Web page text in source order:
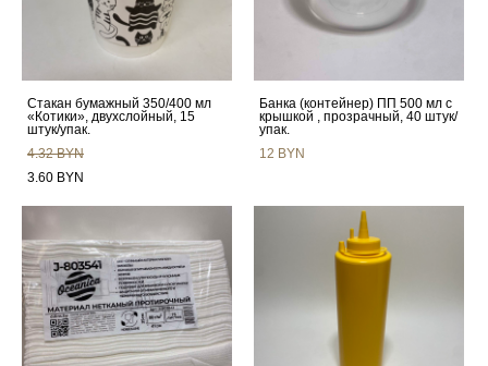
Стакан бумажный 350/400 мл
«Котики», двухслойный, 15
штук/упак.
4.32 BYN
3.60 BYN
Банка (контейнер) ПП 500 мл с
крышкой , прозрачный, 40 штук/
упак.
12 BYN